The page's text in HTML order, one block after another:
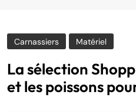
Carnassiers Matériel
La sélection
et les poissons